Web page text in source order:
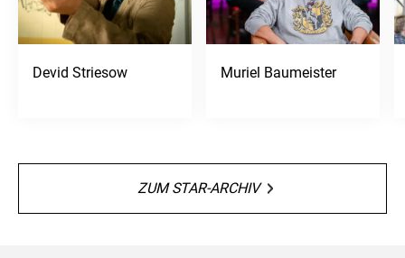
Devid Striesow Muriel Baumeister
ZUM STAR-ARCHIV